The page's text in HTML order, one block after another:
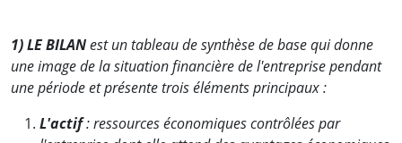
1) LE BILANest un tableau de synthèse de base qui donne
une image de la situation financière de l'entreprise pendant
une période et présente trois éléments principaux :
L'actif: ressources économiques contrôlées par